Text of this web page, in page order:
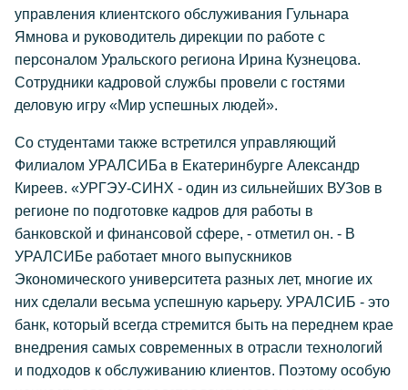
управления клиентского обслуживания Гульнара
Ямнова и руководитель дирекции по работе с
персоналом Уральского региона Ирина Кузнецова.
Сотрудники кадровой службы провели с гостями
деловую игру «Мир успешных людей».
Со студентами также встретился управляющий
Филиалом УРАЛСИБа в Екатеринбурге Александр
Киреев. «УРГЭУ-СИНХ - один из сильнейших ВУЗов в
регионе по подготовке кадров для работы в
банковской и финансовой сфере, - отметил он. - В
УРАЛСИБе работает много выпускников
Экономического университета разных лет, многие их
них сделали весьма успешную карьеру. УРАЛСИБ - это
банк, который всегда стремится быть на переднем крае
внедрения самых современных в отрасли технологий
и подходов к обслуживанию клиентов. Поэтому особую